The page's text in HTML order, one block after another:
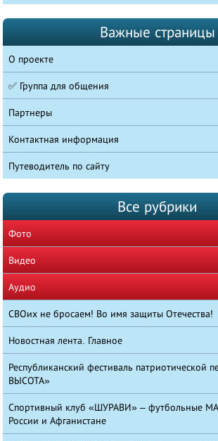
Важные страницы
О проекте
✅ Группа для общения
Партнеры
Контактная информация
Путеводитель по сайту
Все рубрики
Фото
Видео
Аудио
СВОих не бросаем! Во имя защиты Отечества!
Новостная лента. Главное
Республиканский фестиваль патриотической
ВЫСОТА»
Спортивный клуб «ШУРАВИ» – футбольные
России и Афганистане